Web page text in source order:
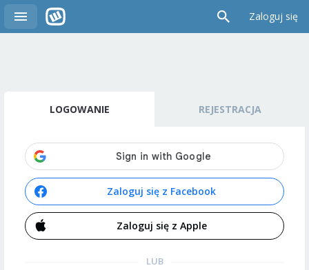
Zaloguj się
LOGOWANIE REJESTRACJA
Zaloguj się z Facebook
Zaloguj się z Apple
LUB